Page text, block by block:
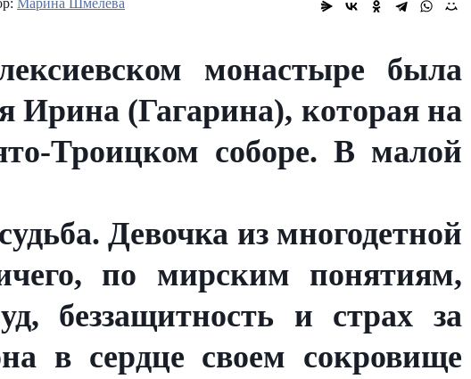
Марина Шмелева
монастыре была
Ирина (Гагарина), которая на
Троицком соборе. В малой
Девочка из многодетной
по мирским понятиям,
беззащитность и страх за
в сердце своем сокровище